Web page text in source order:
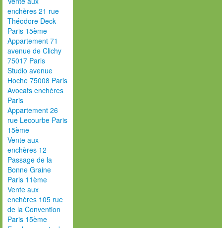
enchères 21 rue
Théodore Deck
Paris 15ème
Appartement 71
avenue de Clichy
75017 Paris
Studio avenue
Hoche 75008 Paris
Avocats enchères
Paris
Appartement 26
rue Lecourbe Paris
15ème
Vente aux
enchères 12
Passage de la
Bonne Graine
Paris 11ème
Vente aux
enchères 105 rue
de la Convention
Paris 15ème